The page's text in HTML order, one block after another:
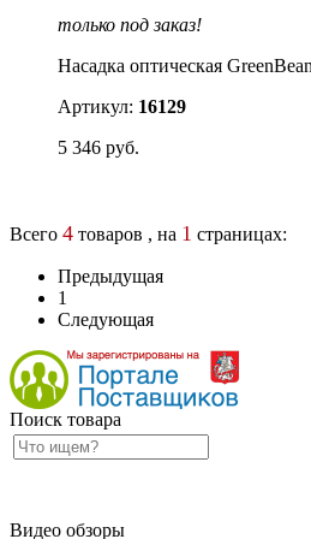
только под заказ!
Насадка оптическая
Артикул: 16129
5 346 руб.
Всего 4 товаров , на 1 страницах:
Предыдущая
1
Следующая
Поиск товара
Видео обзоры